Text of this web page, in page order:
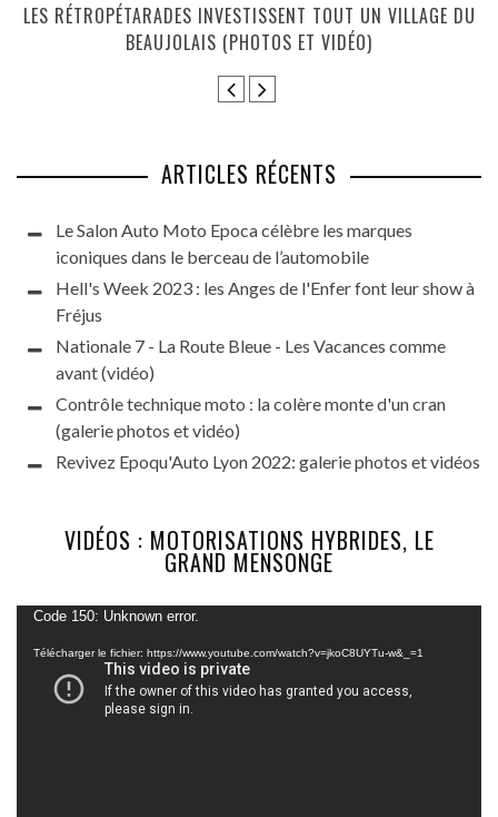
LES RÉTROPÉTARADES INVESTISSENT TOUT UN VILLAGE DU
BEAUJOLAIS (PHOTOS ET VIDÉO)
ARTICLES RÉCENTS
Le Salon Auto Moto Epoca célèbre les marques
iconiques dans le berceau de l’automobile
Hell's Week 2023 : les Anges de l'Enfer font leur show à
Fréjus
Nationale 7 - La Route Bleue - Les Vacances comme
avant (vidéo)
Contrôle technique moto : la colère monte d'un cran
(galerie photos et vidéo)
Revivez Epoqu'Auto Lyon 2022: galerie photos et vidéos
VIDÉOS : MOTORISATIONS HYBRIDES, LE
GRAND MENSONGE
Lecteur
vidéo
Code 150: Unknown error.
Télécharger le fichier: https://www.youtube.com/watch?v=jkoC8UYTu-w&_=1